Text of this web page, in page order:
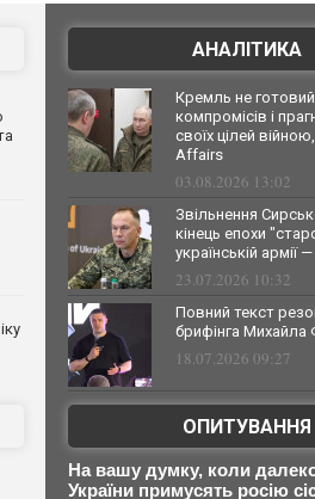
АНАЛІТИКА
Кремль не
компромісів і
своїх цілей
Affairs
03.08.2026 13:02
Звільнення
кінець епохи
українській армії
23.07.2026 10:32
Повний текст
брифінга
18.07.2026 09:27
ОПИТУВАННЯ
На вашу думку, коли
України примусять росію